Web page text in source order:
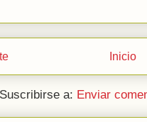
Inicio
Suscribirse a: Enviar